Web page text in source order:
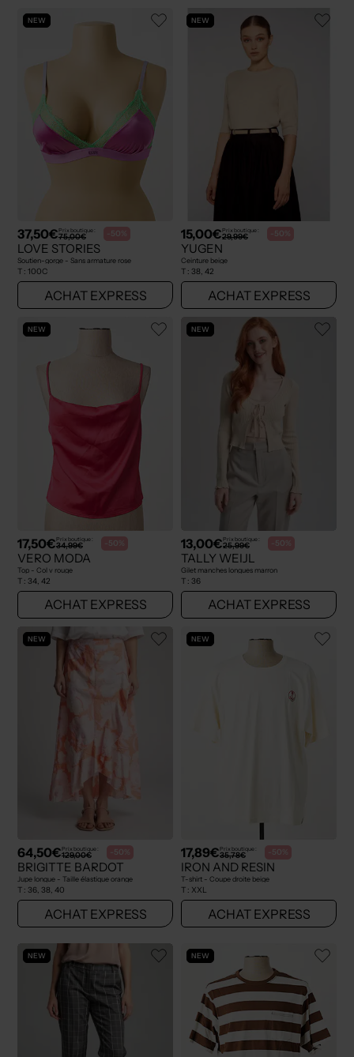
NEW
37,50€Prix boutique :
75,00€ -50%
LOVE STORIES
Soutien-gorge - Sans armature rose
T : 100C
ACHAT EXPRESS
NEW
15,00€Prix boutique :
29,99€ -50%
YUGEN
Ceinture beige
T : 38, 42
ACHAT EXPRESS
NEW
17,50€Prix boutique :
34,99€ -50%
VERO MODA
Top - Col v rouge
T : 34, 42
ACHAT EXPRESS
NEW
13,00€Prix boutique :
25,99€ -50%
TALLY WEIJL
Gilet manches longues marron
T : 36
ACHAT EXPRESS
NEW
64,50€Prix boutique :
129,00€ -50%
BRIGITTE BARDOT
Jupe longue - Taille élastique orange
T : 36, 38, 40
ACHAT EXPRESS
NEW
17,89€Prix boutique :
35,78€ -50%
IRON AND RESIN
T-shirt - Coupe droite beige
T : XXL
ACHAT EXPRESS
NEW NEW